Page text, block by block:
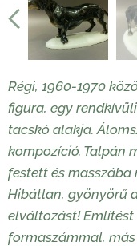
Régi, 1960-1970
figura, egy
tacskó alakja.
kompozíció. Talpán
festett és
Hibátlan, gyönyörű
elváltozást! Említést
formaszámmal,